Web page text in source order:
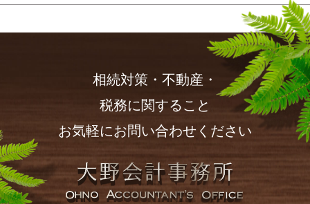
相続対策・不動産・
税務に関すること
お気軽にお問い合わせください